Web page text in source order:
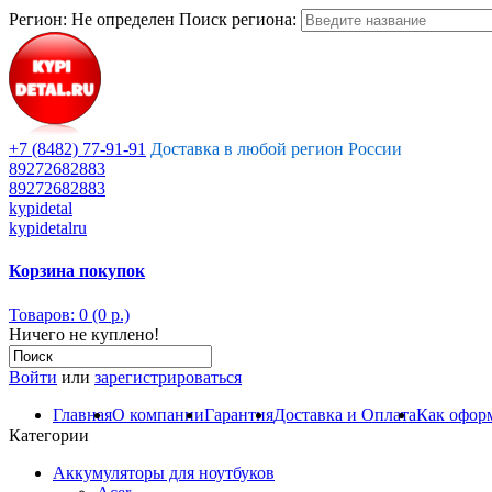
Регион: Не определен Поиск региона:
+7 (8482) 77-91-91 Доставка в любой регион России
89272682883
89272682883
kypidetal
kypidetalru
Корзина покупок
Товаров: 0 (0 р.)
Ничего не куплено!
Войти или зарегистрироваться
ГлавнаяО компанииГарантияДоставка и ОплатаКак
Категории
Аккумуляторы для ноутбуков